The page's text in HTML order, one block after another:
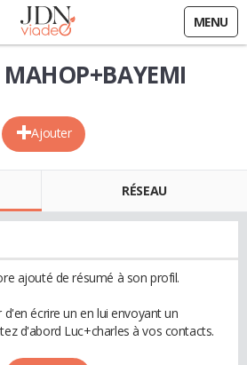
MENU
Ajouter
RÉSEAU
ajouté de résumé à son profil.
écrire un en lui envoyant un
d'abord Luc+charles à vos contacts.